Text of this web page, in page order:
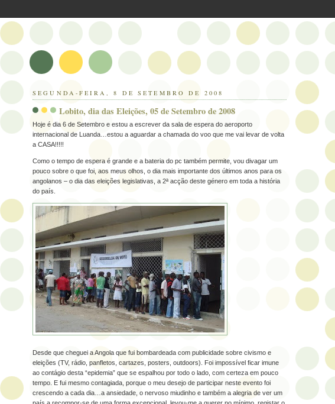
SEGUNDA-FEIRA, 8 DE SETEMBRO DE 2008
Lobito, dia das Eleições, 05 de Setembro de 2008
Hoje é dia 6 de Setembro e estou a escrever da sala de espera do aeroporto
internacional de Luanda…estou a aguardar a chamada do voo que me vai levar de volta
a CASA!!!!!
Como o tempo de espera é grande e a bateria do pc também permite, vou divagar um
pouco sobre o que foi, aos meus olhos, o dia mais importante dos últimos anos para os
angolanos – o dia das eleições legislativas, a 2ª acção deste género em toda a história
do país.
Desde que cheguei a Angola que fui bombardeada com publicidade sobre civismo e
eleições (TV, rádio, panfletos, cartazes, posters, outdoors). Foi impossível ficar imune
ao contágio desta “epidemia” que se espalhou por todo o lado, com certeza em pouco
tempo. E fui mesmo contagiada, porque o meu desejo de participar neste evento foi
crescendo a cada dia…a ansiedade, o nervoso miudinho e também a alegria de ver um